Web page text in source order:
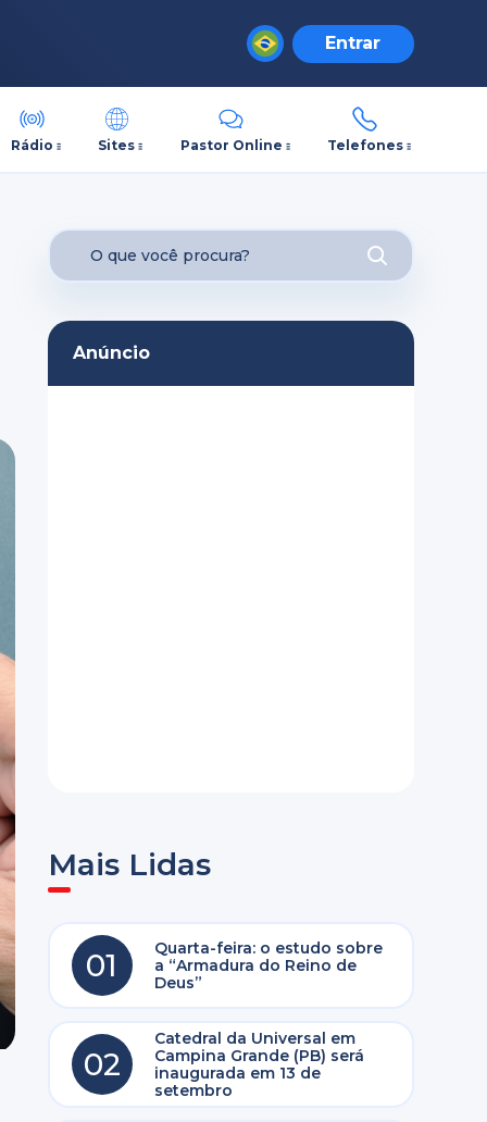
Entrar
Rádio Sites Pastor Online Telefones
Anúncio
Mais Lidas
01
Quarta-feira: o estudo sobre
a “Armadura do Reino de
Deus”
02
Catedral da Universal em
Campina Grande (PB) será
inaugurada em 13 de
setembro